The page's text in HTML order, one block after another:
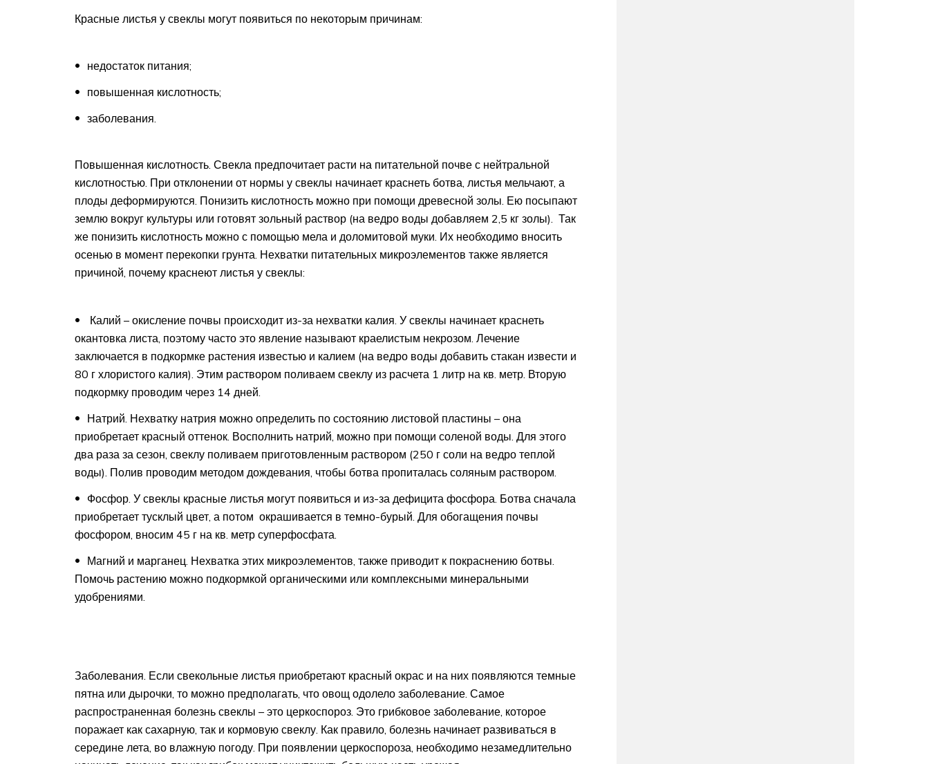
Красные листья у свеклы могут появиться по некоторым причинам:
недостаток питания;
повышенная кислотность;
заболевания.
Повышенная кислотность. Свекла предпочитает расти на питательной почве с нейтральной
кислотностью. При отклонении от нормы у свеклы начинает краснеть ботва, листья мельчают, а
плоды деформируются. Понизить кислотность можно при помощи древесной золы. Ею посыпают
землю вокруг культуры или готовят зольный раствор (на ведро воды добавляем 2,5 кг золы). Так
же понизить кислотность можно с помощью мела и доломитовой муки. Их необходимо вносить
осенью в момент перекопки грунта. Нехватки питательных микроэлементов также является
причиной, почему краснеют листья у свеклы:
Калий – окисление почвы происходит из-за нехватки калия. У свеклы начинает краснеть
окантовка листа, поэтому часто это явление называют краелистым некрозом. Лечение
заключается в подкормке растения известью и калием (на ведро воды добавить стакан извести и
80 г хлористого калия). Этим раствором поливаем свеклу из расчета 1 литр на кв. метр. Вторую
подкормку проводим через 14 дней.
Натрий. Нехватку натрия можно определить по состоянию листовой пластины – она
приобретает красный оттенок. Восполнить натрий, можно при помощи соленой воды. Для этого
два раза за сезон, свеклу поливаем приготовленным раствором (250 г соли на ведро теплой
воды). Полив проводим методом дождевания, чтобы ботва пропиталась соляным раствором.
Фосфор. У свеклы красные листья могут появиться и из-за дефицита фосфора. Ботва сначала
приобретает тусклый цвет, а потом окрашивается в темно-бурый. Для обогащения почвы
фосфором, вносим 45 г на кв. метр суперфосфата.
Магний и марганец. Нехватка этих микроэлементов, также приводит к покраснению ботвы.
Помочь растению можно подкормкой органическими или комплексными минеральными
удобрениями.
Заболевания. Если свекольные листья приобретают красный окрас и на них появляются темные
пятна или дырочки, то можно предполагать, что овощ одолело заболевание. Самое
распространенная болезнь свеклы – это церкоспороз. Это грибковое заболевание, которое
поражает как сахарную, так и кормовую свеклу. Как правило, болезнь начинает развиваться в
середине лета, во влажную погоду. При появлении церкоспороза, необходимо незамедлительно